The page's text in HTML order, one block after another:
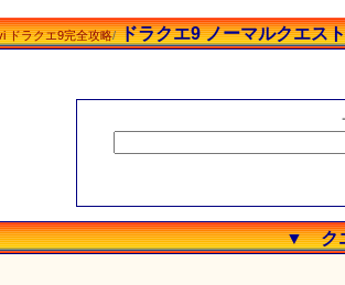
ドラクエ9完全攻略/ドラクエ9 ノーマルクエス
▼ ク